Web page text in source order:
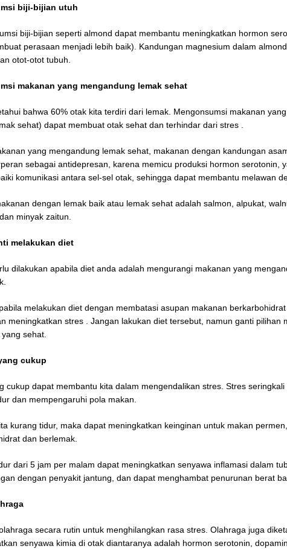
biji-bijian utuh
biji-bijian seperti almond dapat membantu meningkatkan hormon
perasaan menjadi lebih baik). Kandungan magnesium dalam
otot-otot tubuh.
makanan yang mengandung lemak sehat
bahwa 60% otak kita terdiri dari lemak. Mengonsumsi makanan
sehat) dapat membuat otak sehat dan terhindar dari stres .
yang mengandung lemak sehat, makanan dengan kandungan
sebagai antidepresan, karena memicu produksi hormon serotonin,
komunikasi antara sel-sel otak, sehingga dapat membantu melawan
dengan lemak baik atau lemak sehat adalah salmon, alpukat,
minyak zaitun.
melakukan diet
dilakukan apabila diet anda adalah mengurangi makanan yang
melakukan diet dengan membatasi asupan makanan
meningkatkan stres . Jangan lakukan diet tersebut, namun ganti pilihan
sehat.
cukup
cukup dapat membantu kita dalam mengendalikan stres. Stres
dan mempengaruhi pola makan.
kurang tidur, maka dapat meningkatkan keinginan untuk makan
dan berlemak.
dari 5 jam per malam dapat meningkatkan senyawa inflamasi dalam
dengan penyakit jantung, dan dapat menghambat penurunan berat
secara rutin untuk menghilangkan rasa stres. Olahraga juga
senyawa kimia di otak diantaranya adalah hormon serotonin,